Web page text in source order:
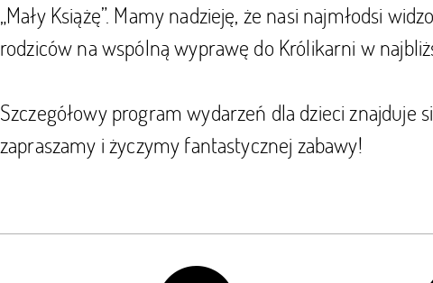
„Mały Książę”. Mamy nadzieję, że nasi najmłodsi
rodziców na wspólną wyprawę do Królikarni w
Szczegółowy program wydarzeń dla dzieci znajduje
zapraszamy i życzymy fantastycznej zabawy!